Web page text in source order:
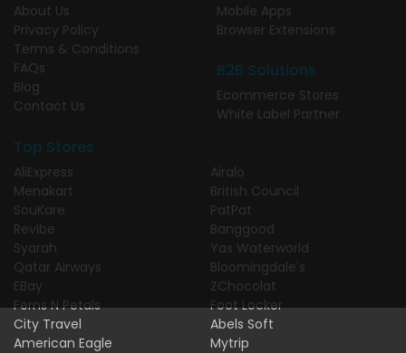
About Us
Privacy Policy
Terms & Conditions
FAQs
Blog
Contact Us
Mobile Apps
Browser Extensions
B2B Solutions
Ecommerce Stores
White Label Partner
Top Stores
AliExpress
Menakart
SouKare
Revibe
Syarah
Qatar Airways
EBay
Ferns N Petals
City Travel
American Eagle
Airalo
British Council
PatPat
Banggood
Yas Waterworld
Bloomingdale's
ZChocolat
Foot Locker
Abels Soft
Mytrip